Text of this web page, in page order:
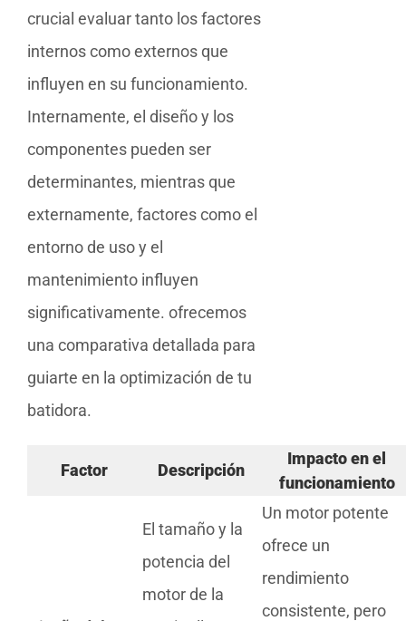
crucial evaluar tanto los factores
internos como externos que
influyen en su funcionamiento.
Internamente, el diseño y los
componentes pueden ser
determinantes, mientras que
externamente, factores como el
entorno de uso y el
mantenimiento influyen
significativamente. ofrecemos
una comparativa detallada para
guiarte en la optimización de tu
batidora.
Factor Descripción
Impacto en el
funcionamiento
El tamaño y la
potencia del
motor de la
Un motor potente
ofrece un
rendimiento
consistente, pero